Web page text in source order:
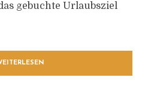
gebuchte Urlaubsziel